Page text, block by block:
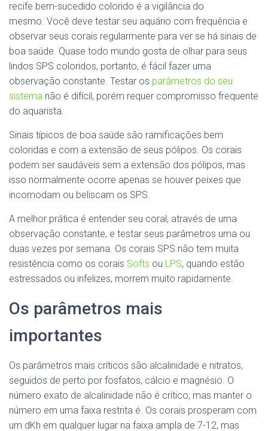
recife bem-sucedido colorido é a vigilância do
mesmo. Você deve testar seu aquário com frequência e
observar seus corais regularmente para ver se há sinais de
boa saúde. Quase todo mundo gosta de olhar para seus
lindos SPS coloridos, portanto, é fácil fazer uma
observação constante. Testar os parâmetros do seu
sistema não é difícil, porém requer compromisso frequente
do aquarista.
Sinais típicos de boa saúde são ramificações bem
coloridas e com a extensão de seus pólipos. Os corais
podem ser saudáveis ​​sem a extensão dos pólipos, mas
isso normalmente ocorre apenas se houver peixes que
incomodam ou beliscam os SPS.
A melhor prática é entender seu coral, através de uma
observação constante, e testar seus parâmetros uma ou
duas vezes por semana. Os corais SPS não tem muita
resistência como os corais Softs ou LPS, quando estão
estressados ​​ou infelizes, morrem muito rapidamente.
Os parâmetros mais
importantes
Os parâmetros mais críticos são alcalinidade e nitratos,
seguidos de perto por fosfatos, cálcio e magnésio. O
número exato de alcalinidade não é crítico, mas manter o
número em uma faixa restrita é. Os corais prosperam com
um dKh em qualquer lugar na faixa ampla de 7-12, mas